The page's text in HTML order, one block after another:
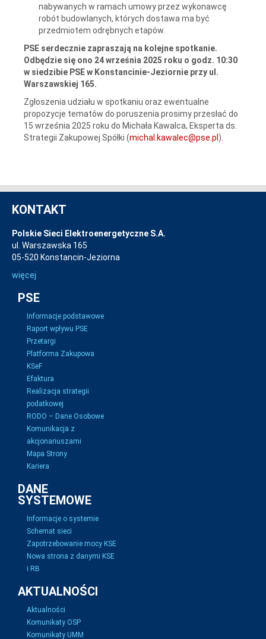
nabywanych w ramach umowy przez wykonawcę
robót budowlanych, których dostawa ma być
przedmiotem odrębnych etapów.
PSE serdecznie zapraszają na kolejne spotkanie.
Odbędzie się ono 24 września 2025 roku o godz. 10:30
w siedzibie PSE w Konstancinie-Jeziornie przy ul.
Warszawskiej 165.
Zgłoszenia udziału w spotkaniu oraz ewentualne
propozycje tematów do poruszenia prosimy przesłać do
15 września 2025 roku do Michała Kawalca, Eksperta ds.
Strategii Zakupowej Spółki (michal.kawalec@pse.pl ).
KONTAKT
Polskie Sieci Elektroenergetyczne S.A.
ul. Warszawska 165
05-520 Konstancin-Jeziorna
więcej
PSE
Informacje podstawowe
Raport wpływu PSE
Przetargi
Platforma Zakupowa
KSeF
Efaktura
Realizacja strategii
podatkowej
RODO – Dane Osobowe
Komunikacja z
akcjonariuszami
Mapa Strony
Kariera
DANE
SYSTEMOWE
Informacje o systemie
Schemat sieci
Zapotrzebowanie mocy KSE
Nowa strona z danymi KSE
i RB
AKTUALNOŚCI
Aktualności
Komunikaty OSP
Komunikaty UMM